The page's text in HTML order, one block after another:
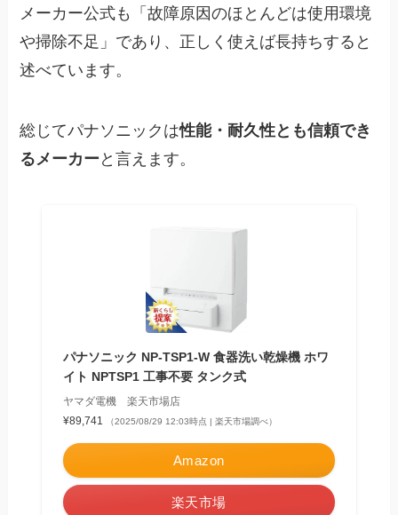
メーカー公式も「故障原因のほとんどは使用環境
や掃除不足」であり、正しく使えば長持ちすると
述べています。
総じてパナソニックは性能・耐久性とも信頼でき
るメーカー と言えます。
パナソニック NP-TSP1-W 食器洗い乾燥機 ホワ
イト NPTSP1 工事不要 タンク式
ヤマダ電機 楽天市場店
¥89,741
（2025/08/29 12:03時点 | 楽天市場調べ）
Amazon
楽天市場